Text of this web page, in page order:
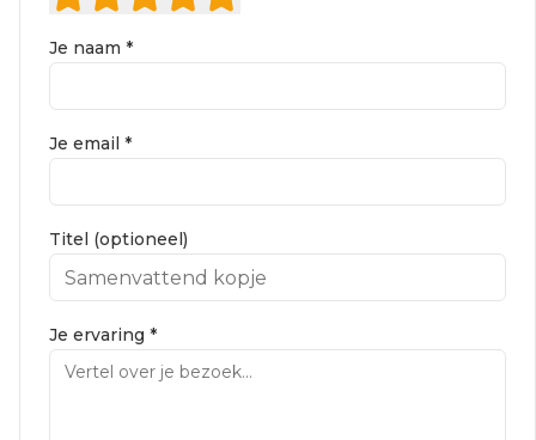
Je naam *
Je email *
Titel (optioneel)
Je ervaring *